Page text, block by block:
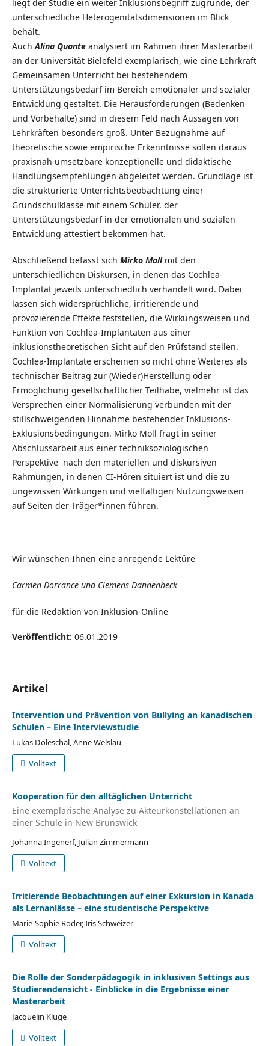
liegt der Studie ein weiter Inklusionsbegriff zugrunde, der
unterschiedliche Heterogenitätsdimensionen im Blick
behält.
AuchAlina Quante analysiert im Rahmen ihrer Masterarbeit
an der Universität Bielefeld exemplarisch, wie eine Lehrkraft
Gemeinsamen Unterricht bei bestehendem
Unterstützungsbedarf im Bereich emotionaler und sozialer
Entwicklung gestaltet. Die Herausforderungen (Bedenken
und Vorbehalte) sind in diesem Feld nach Aussagen von
Lehrkräften besonders groß. Unter Bezugnahme auf
theoretische sowie empirische Erkenntnisse sollen daraus
praxisnah umsetzbare konzeptionelle und didaktische
Handlungsempfehlungen abgeleitet werden. Grundlage ist
die strukturierte Unterrichtsbeobachtung einer
Grundschulklasse mit einem Schüler, der
Unterstützungsbedarf in der emotionalen und sozialen
Entwicklung attestiert bekommen hat.
Abschließend befasst sich Mirko Mollmit den
unterschiedlichen Diskursen, in denen das Cochlea-
Implantat jeweils unterschiedlich verhandelt wird. Dabei
lassen sich widersprüchliche, irritierende und
provozierende Effekte feststellen, die Wirkungsweisen und
Funktion von Cochlea-Implantaten aus einer
inklusionstheoretischen Sicht auf den Prüfstand stellen.
Cochlea-Implantate erscheinen so nicht ohne Weiteres als
technischer Beitrag zur (Wieder)Herstellung oder
Ermöglichung gesellschaftlicher Teilhabe, vielmehr ist das
Versprechen einer Normalisierung verbunden mit der
stillschweigenden Hinnahme bestehender Inklusions-
Exklusionsbedingungen. Mirko Moll fragt in seiner
Abschlussarbeit aus einer techniksoziologischen
Perspektive nach den materiellen und diskursiven
Rahmungen, in denen CI-Hören situiert ist und die zu
ungewissen Wirkungen und vielfältigen Nutzungsweisen
auf Seiten der Träger*innen führen.
Wir wünschen Ihnen eine anregende Lektüre
Carmen Dorrance und Clemens Dannenbeck
für die Redaktion von Inklusion-Online
Veröffentlicht: 06.01.2019
Artikel
Intervention und Prävention von Bullying an kanadischen
Schulen – Eine Interviewstudie
Lukas Doleschal, Anne Welslau
Volltext
Kooperation für den alltäglichen Unterricht
Eine exemplarische Analyse zu Akteurkonstellationen an
einer Schule in New Brunswick
Johanna Ingenerf, Julian Zimmermann
Volltext
Irritierende Beobachtungen auf einer Exkursion in Kanada
als Lernanlässe – eine studentische Perspektive
Marie-Sophie Röder, Iris Schweizer
Volltext
Die Rolle der Sonderpädagogik in inklusiven Settings aus
Studierendensicht - Einblicke in die Ergebnisse einer
Masterarbeit
Jacquelin Kluge
Volltext